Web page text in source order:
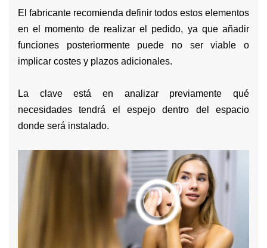
El fabricante recomienda definir todos estos elementos
en el momento de realizar el pedido, ya que añadir
funciones posteriormente puede no ser viable o
implicar costes y plazos adicionales.
La clave está en analizar previamente qué
necesidades tendrá el espejo dentro del espacio
donde será instalado.